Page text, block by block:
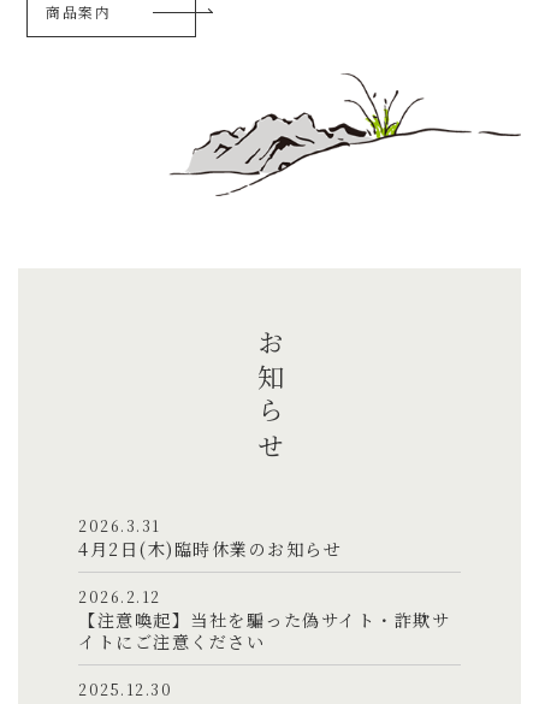
商品案内
お知らせ
4月2日(木)臨時休業のお知らせ
2026.3.31
【注意喚起】当社を騙った偽サイト・詐欺サ
イトにご注意ください
2026.2.12
2025.12.30